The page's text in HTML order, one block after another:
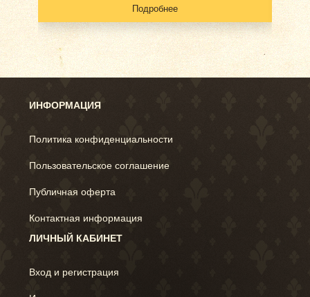
Подробнее
ИНФОРМАЦИЯ
Политика конфиденциальности
Пользовательское соглашение
Публичная оферта
Контактная информация
ЛИЧНЫЙ КАБИНЕТ
Вход и регистрация